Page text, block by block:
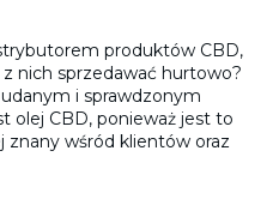
produktów CBD,
nich sprzedawać hurtowo?
i sprawdzonym
olej CBD, ponieważ jest to
znany wśród klientów oraz